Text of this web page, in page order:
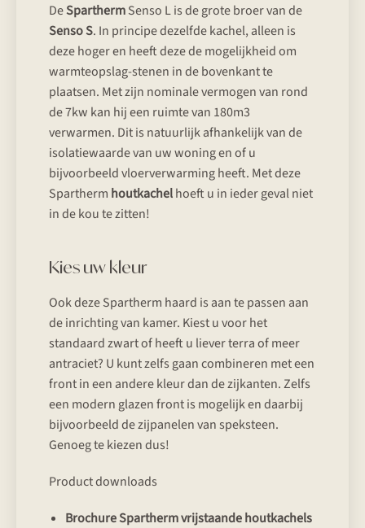
DeSparthermSenso L is de grote broer van de
Senso S. In principe dezelfde kachel, alleen is
deze hoger en heeft deze de mogelijkheid om
warmteopslag-stenen in de bovenkant te
plaatsen. Met zijn nominale vermogen van rond
de 7kw kan hij een ruimte van 180m3
verwarmen. Dit is natuurlijk afhankelijk van de
isolatiewaarde van uw woning en of u
bijvoorbeeld vloerverwarming heeft. Met deze
Spartherm houtkachelhoeft u in ieder geval niet
in de kou te zitten!
Kies uw kleur
Ook deze Spartherm haard is aan te passen aan
de inrichting van kamer. Kiest u voor het
standaard zwart of heeft u liever terra of meer
antraciet? U kunt zelfs gaan combineren met een
front in een andere kleur dan de zijkanten. Zelfs
een modern glazen front is mogelijk en daarbij
bijvoorbeeld de zijpanelen van speksteen.
Genoeg te kiezen dus!
Product downloads
Brochure Spartherm vrijstaande houtkachels